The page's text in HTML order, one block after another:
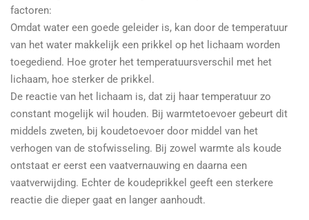
factoren:
Omdat water een goede geleider is, kan door de temperatuur
van het water makkelijk een prikkel op het lichaam worden
toegediend. Hoe groter het temperatuursverschil met het
lichaam, hoe sterker de prikkel.
De reactie van het lichaam is, dat zij haar temperatuur zo
constant mogelijk wil houden. Bij warmtetoevoer gebeurt dit
middels zweten, bij koudetoevoer door middel van het
verhogen van de stofwisseling. Bij zowel warmte als koude
ontstaat er eerst een vaatvernauwing en daarna een
vaatverwijding. Echter de koudeprikkel geeft een sterkere
reactie die dieper gaat en langer aanhoudt.